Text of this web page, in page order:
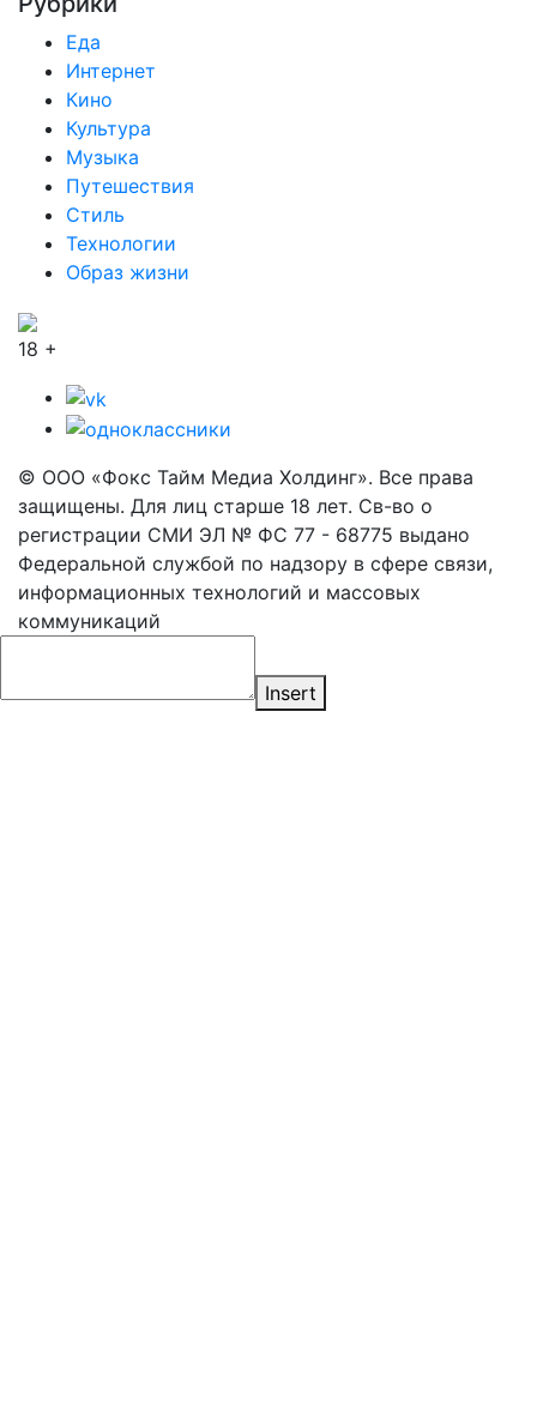
Еда
Интернет
Кино
Культура
Музыка
Путешествия
Стиль
Технологии
Образ жизни
18 +
© ООО «Фокс Тайм Медиа Холдинг». Все права
защищены. Для лиц старше 18 лет. Св-во о
регистрации СМИ ЭЛ № ФС 77 - 68775 выдано
Федеральной службой по надзору в сфере связи,
информационных технологий и массовых
коммуникаций
Insert